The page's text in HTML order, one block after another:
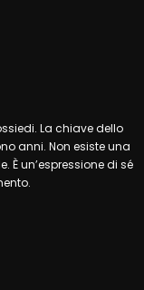
La chiave dello
anni. Non esiste una
È un’espressione di sé